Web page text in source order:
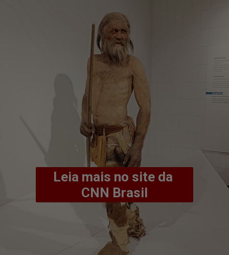
Leia mais no site da
CNN Brasil